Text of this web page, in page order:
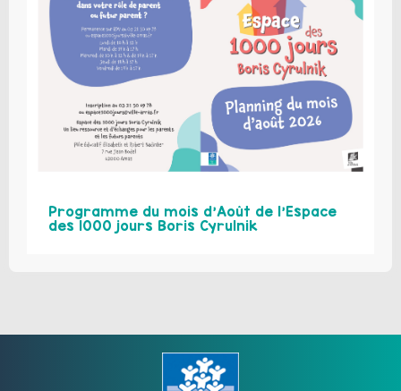
Programme du mois d’Août de l’Espace
des 1000 jours Boris Cyrulnik